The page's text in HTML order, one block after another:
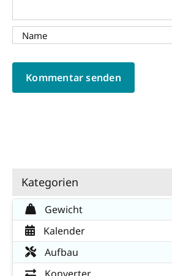
Kategorien
Gewicht
Kalender
Aufbau